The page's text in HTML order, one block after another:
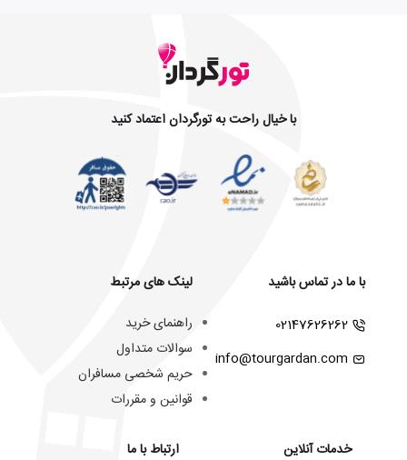
با خیال راحت به تورگردان اعتماد کنید
با ما در تماس باشید
02147626262
info@tourgardan.com
خدمات آنلاین
لینک های مرتبط
راهنمای خرید
سوالات متداول
حریم شخصی مسافران
قوانین و مقررات
ارتباط با ما